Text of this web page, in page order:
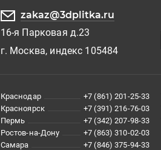
zakaz@3dplitka.ru
16-я Парковая д.23
г. Москва, индекс 105484
Краснодар
+7 (861) 201-25-33
Красноярск
+7 (391) 216-76-03
Пермь
+7 (342) 207-98-33
Ростов-на-Дону
+7 (863) 310-02-03
Самара
+7 (846) 375-94-33